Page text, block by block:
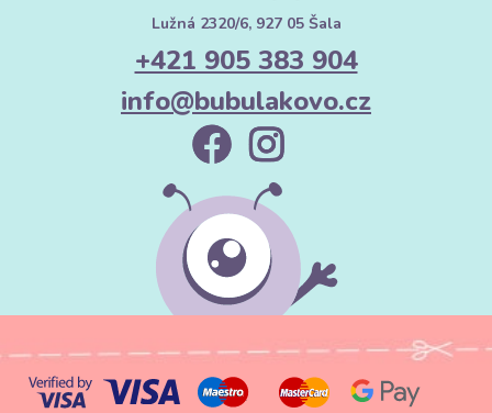
Lužná 2320/6, 927 05 Šala
+421 905 383 904
info@bubulakovo.cz